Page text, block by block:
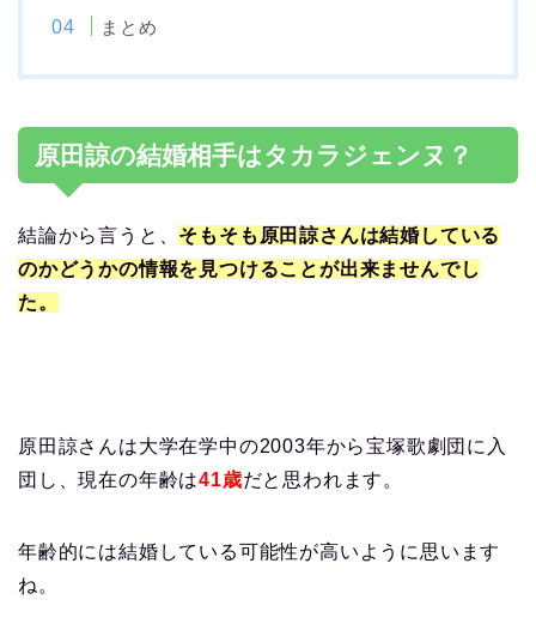
まとめ
原田諒の結婚相手はタカラジェンヌ？
結論から言うと、 そもそも 原田諒さんは結婚している
のかどうかの情報を見つけることが出来ませんでし
た。
原田諒さんは大学在学中の2003年から宝塚歌劇団に入
団し、現在の年齢は41歳だと思われます。
年齢的には結婚している可能性が高いように思います
ね。